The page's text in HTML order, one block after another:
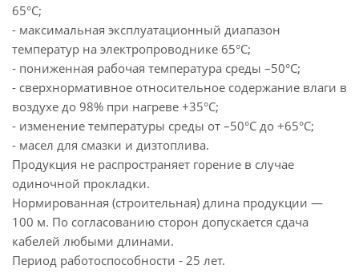
65°С;
- максимальная эксплуатационный диапазон
температур на электропроводнике 65°С;
- пониженная рабочая температура среды –50°С;
- сверхнормативное относительное содержание влаги в
воздухе до 98% при нагреве +35°С;
- изменение температуры среды от –50°С до +65°С;
- масел для смазки и дизтоплива.
Продукция не распространяет горение в случае
одиночной прокладки.
Нормированная (строительная) длина продукции —
100 м. По согласованию сторон допускается сдача
кабелей любыми длинами.
Период работоспособности - 25 лет.